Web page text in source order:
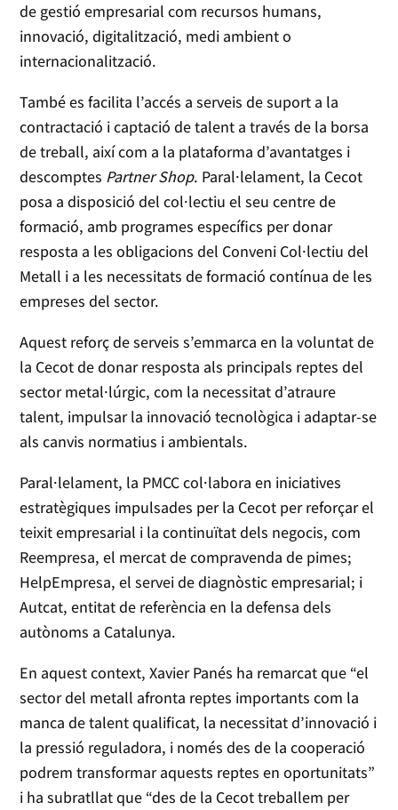
de gestió empresarial com recursos humans,
innovació, digitalització, medi ambient o
internacionalització.
També es facilita l’accés a serveis de suport a la
contractació i captació de talent a través de la borsa
de treball, així com a la plataforma d’avantatges i
descomptes Partner Shop. Paral·lelament, la Cecot
posa a disposició del col·lectiu el seu centre de
formació, amb programes específics per donar
resposta a les obligacions del Conveni Col·lectiu del
Metall i a les necessitats de formació contínua de les
empreses del sector.
Aquest reforç de serveis s’emmarca en la voluntat de
la Cecot de donar resposta als principals reptes del
sector metal·lúrgic, com la necessitat d’atraure
talent, impulsar la innovació tecnològica i adaptar-se
als canvis normatius i ambientals.
Paral·lelament, la PMCC col·labora en iniciatives
estratègiques impulsades per la Cecot per reforçar el
teixit empresarial i la continuïtat dels negocis, com
Reempresa, el mercat de compravenda de pimes;
HelpEmpresa, el servei de diagnòstic empresarial; i
Autcat, entitat de referència en la defensa dels
autònoms a Catalunya.
En aquest context, Xavier Panés ha remarcat que “el
sector del metall afronta reptes importants com la
manca de talent qualificat, la necessitat d’innovació i
la pressió reguladora, i només des de la cooperació
podrem transformar aquests reptes en oportunitats”
i ha subratllat que “des de la Cecot treballem per